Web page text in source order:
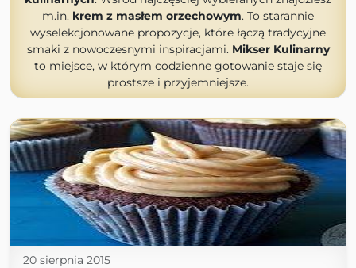
m.in. krem z masłem orzechowym. To starannie
wyselekcjonowane propozycje, które łączą tradycyjne
smaki z nowoczesnymi inspiracjami. Mikser Kulinarny
to miejsce, w którym codzienne gotowanie staje się
prostsze i przyjemniejsze.
20 sierpnia 2015